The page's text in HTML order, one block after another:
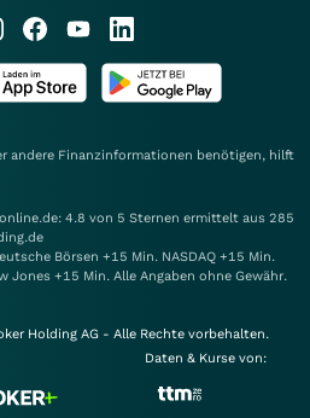
andere Finanzinformationen benötigen, hilft
4.8 von 5 Sternen ermittelt aus 285
Börsen +15 Min. NASDAQ +15 Min.
Jones +15 Min. Alle Angaben ohne Gewähr.
Holding AG - Alle Rechte vorbehalten.
Daten & Kurse von: